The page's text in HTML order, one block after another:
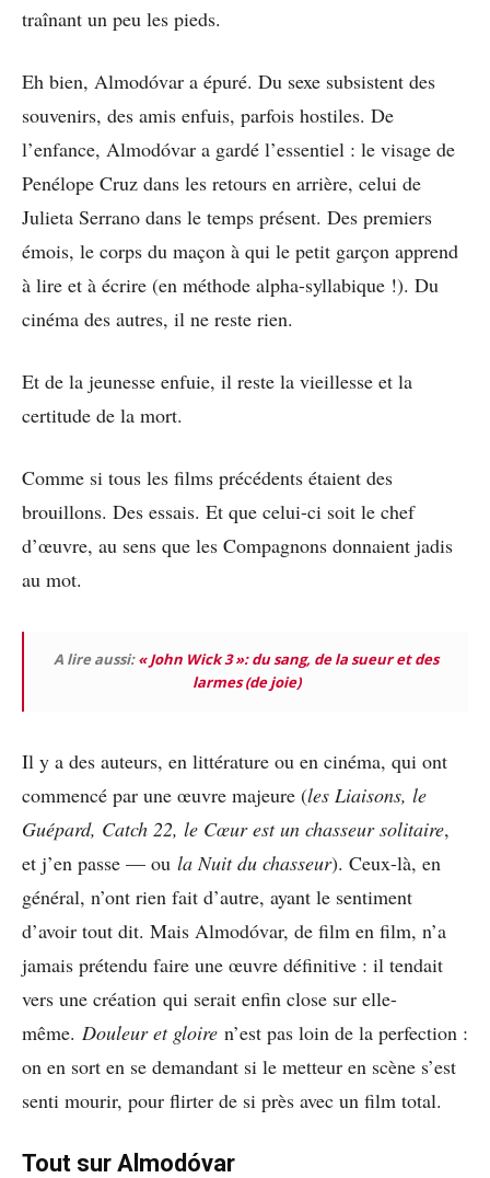
traînant un peu les pieds.
Eh bien, Almodóvar a épuré. Du sexe subsistent des
souvenirs, des amis enfuis, parfois hostiles. De
l’enfance, Almodóvar a gardé l’essentiel : le visage de
Penélope Cruz dans les retours en arrière, celui de
Julieta Serrano dans le temps présent. Des premiers
émois, le corps du maçon à qui le petit garçon apprend
à lire et à écrire (en méthode alpha-syllabique !). Du
cinéma des autres, il ne reste rien.
Et de la jeunesse enfuie, il reste la vieillesse et la
certitude de la mort.
Comme si tous les films précédents étaient des
brouillons. Des essais. Et que celui-ci soit le chef
d’œuvre, au sens que les Compagnons donnaient jadis
au mot.
A lire aussi:« John Wick 3 »: du sang, de la sueur et des
larmes (de joie)
Il y a des auteurs, en littérature ou en cinéma, qui ont
commencé par une œuvre majeure (les Liaisons, le
Guépard, Catch 22, le Cœur est un chasseur solitaire,
et j’en passe — ou la Nuit du chasseur). Ceux-là, en
général, n’ont rien fait d’autre, ayant le sentiment
d’avoir tout dit. Mais Almodóvar, de film en film, n’a
jamais prétendu faire une œuvre définitive : il tendait
vers une création qui serait enfin close sur elle-
même. Douleur et gloire n’est pas loin de la perfection :
on en sort en se demandant si le metteur en scène s’est
senti mourir, pour flirter de si près avec un film total.
Tout sur Almodóvar